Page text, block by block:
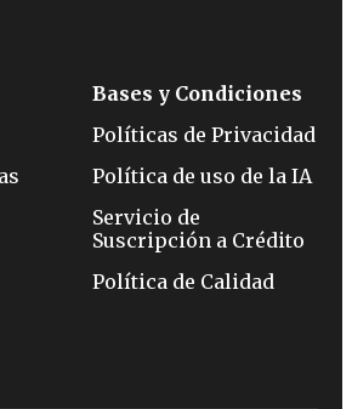
Bases y Condiciones
Políticas de Privacidad
Política de uso de la IA
Servicio de
Suscripción a Crédito
Política de Calidad